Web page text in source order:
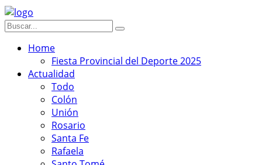
Home
Fiesta Provincial del Deporte 2025
Actualidad
Todo
Colón
Unión
Rosario
Santa Fe
Rafaela